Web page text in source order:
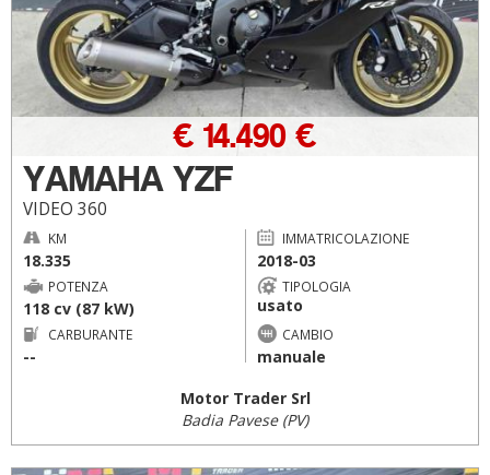
YAMAHA YZF
VIDEO 360
€ 14.490 €
KM
18.335
IMMATRICOLAZIONE
2018-03
POTENZA
118 cv (87 kW)
TIPOLOGIA
usato
CARBURANTE
--
CAMBIO
manuale
Motor Trader Srl
Badia Pavese (PV)